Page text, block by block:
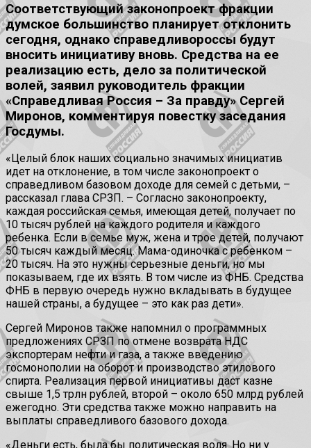
Соответствующий законопроект фракции
думское большинство планирует отклонить
сегодня, однако справедливороссы будут
вносить инициативу вновь. Средства на ее
реализацию есть, дело за политической
волей, заявил руководитель фракции
«Справедливая Россия – За правду» Сергей
Миронов, комментируя повестку заседания
Госдумы.
«Целый блок наших социально значимых инициатив
идет на отклонение, в том числе законопроект о
справедливом базовом доходе для семей с детьми, –
рассказал глава СРЗП. – Согласно законопроекту,
каждая российская семья, имеющая детей, получает по
10 тысяч рублей на каждого родителя и каждого
ребенка. Если в семье муж, жена и трое детей, получают
50 тысяч каждый месяц. Мама-одиночка с ребенком –
20 тысяч. На это нужны серьезные деньги, но мы
показываем, где их взять. В том числе из ФНБ. Средства
ФНБ в первую очередь нужно вкладывать в будущее
нашей страны, а будущее – это как раз дети».
Сергей Миронов также напомнил о программных
предложениях СРЗП по отмене возврата НДС
экспортерам нефти и газа, а также введению
госмонополии на оборот и производство этилового
спирта. Реализация первой инициативы даст казне
свыше 1,5 трлн рублей, второй – около 650 млрд рублей
ежегодно. Эти средства также можно направить на
выплаты справедливого базового дохода.
«Деньги есть, была бы политическая воля. Но ни у